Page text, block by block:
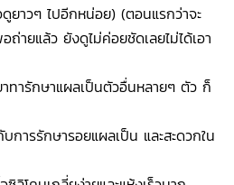
ดูยาวๆ ไปอีกหน่อย)(ตอนแรกว่าจะ
ายแล้ว ยังดูไม่ค่อยชัดเลยไม่ได้เอา
ทารักษาแผลเป็นตัวอื่นหลายๆ ตัว ก็
บการรักษารอยแผลเป็น และสะดวกใน